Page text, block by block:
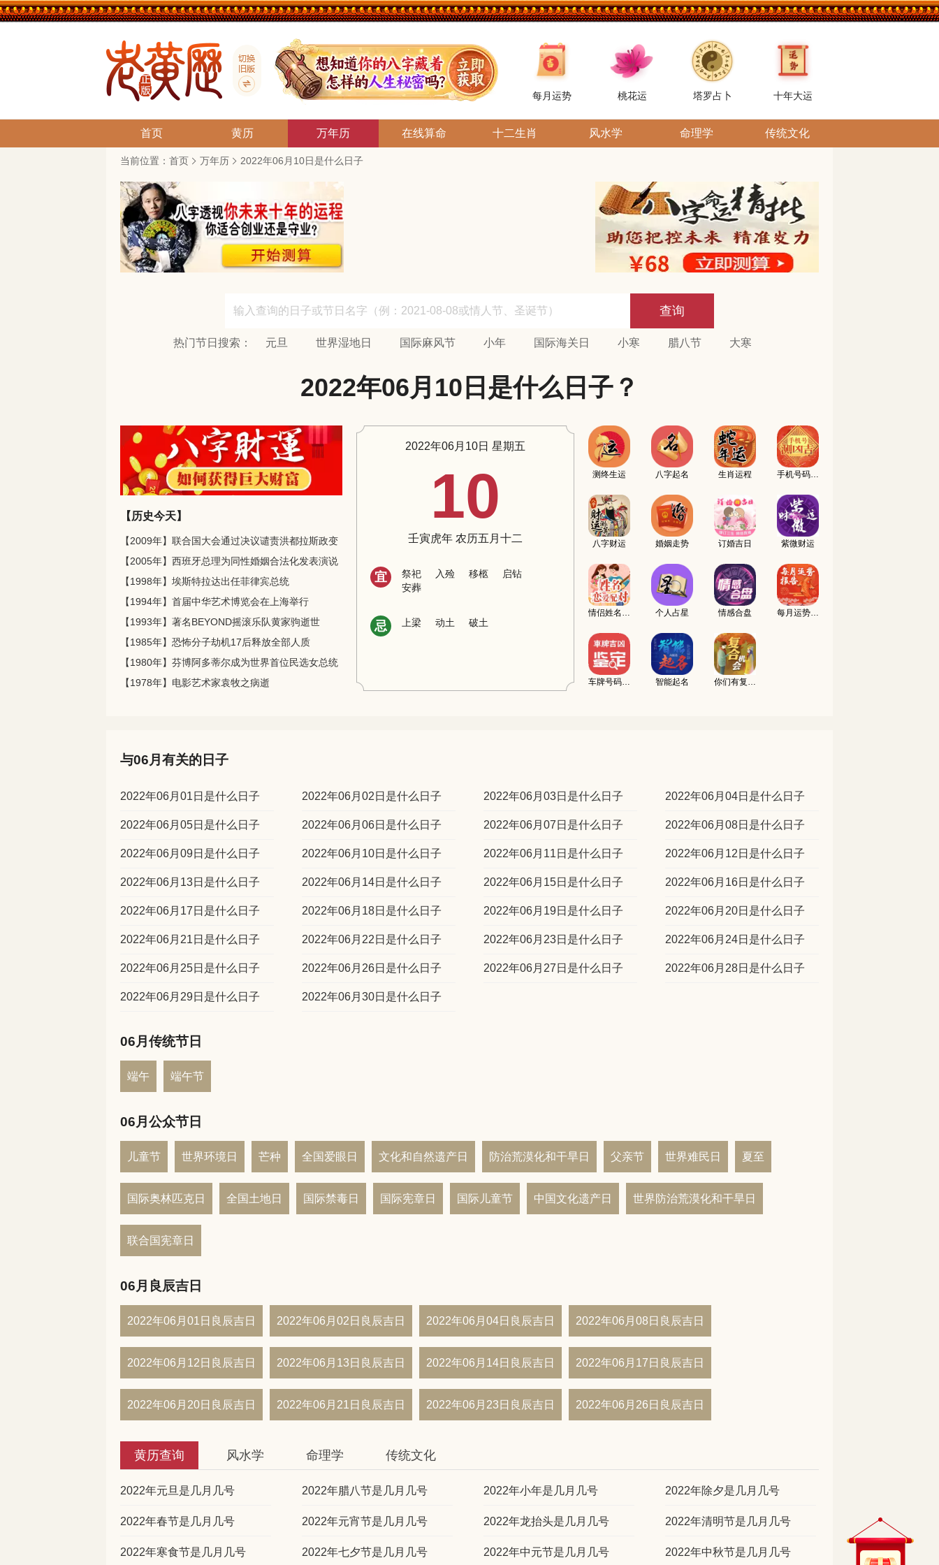
每月运势 桃花运 塔罗占卜 十年大运
首页 黄历 万年历 在线算命 十二生肖 风水学 命理学 传统文化
当前位置： 首页 万年历 2022年06月10日是什么日子
查询
热门节日搜索： 元旦 世界湿地日 国际麻风节 小年 国际海关日 小寒 腊八节 大寒
2022年06月10日是什么日子？
【历史今天】
【2009年】联合国大会通过决议谴责洪都拉斯政变
【2005年】西班牙总理为同性婚姻合法化发表演说
【1998年】埃斯特拉达出任菲律宾总统
【1994年】首届中华艺术博览会在上海举行
【1993年】著名BEYOND摇滚乐队黄家驹逝世
【1985年】恐怖分子劫机17后释放全部人质
【1980年】芬博阿多蒂尔成为世界首位民选女总统
【1978年】电影艺术家袁牧之病逝
2022年06月10日 星期五
10
壬寅虎年 农历五月十二
宜 祭祀 入殓 移柩
启钻
安葬
忌 上梁 动土 破土
测终生运 八字起名 生肖运程 手机号码测吉凶
八字财运 婚姻走势 订婚吉日 紫微财运
情侣姓名配对 个人占星 情感合盘 每月运势报告
车牌号码吉凶测试 智能起名 你们有复合的机会吗
与06月有关的日子
2022年06月01日是什么日子 2022年06月02日是什么日子 2022年06月03日是什么日子 2022年06月04日是什么日子
2022年06月05日是什么日子 2022年06月06日是什么日子 2022年06月07日是什么日子 2022年06月08日是什么日子
2022年06月09日是什么日子 2022年06月10日是什么日子 2022年06月11日是什么日子 2022年06月12日是什么日子
2022年06月13日是什么日子 2022年06月14日是什么日子 2022年06月15日是什么日子 2022年06月16日是什么日子
2022年06月17日是什么日子 2022年06月18日是什么日子 2022年06月19日是什么日子 2022年06月20日是什么日子
2022年06月21日是什么日子 2022年06月22日是什么日子 2022年06月23日是什么日子 2022年06月24日是什么日子
2022年06月25日是什么日子 2022年06月26日是什么日子 2022年06月27日是什么日子 2022年06月28日是什么日子
2022年06月29日是什么日子 2022年06月30日是什么日子
06月传统节日
端午 端午节
06月公众节日
儿童节 世界环境日 芒种 全国爱眼日 文化和自然遗产日 防治荒漠化和干旱日 父亲节 世界难民日 夏至
国际奥林匹克日 全国土地日 国际禁毒日 国际宪章日 国际儿童节 中国文化遗产日 世界防治荒漠化和干旱日
联合国宪章日
06月良辰吉日
2022年06月01日良辰吉日 2022年06月02日良辰吉日 2022年06月04日良辰吉日 2022年06月08日良辰吉日
2022年06月12日良辰吉日 2022年06月13日良辰吉日 2022年06月14日良辰吉日 2022年06月17日良辰吉日
2022年06月20日良辰吉日 2022年06月21日良辰吉日 2022年06月23日良辰吉日 2022年06月26日良辰吉日
黄历查询 风水学 命理学 传统文化
2022年元旦是几月几号 2022年腊八节是几月几号 2022年小年是几月几号 2022年除夕是几月几号
2022年春节是几月几号 2022年元宵节是几月几号 2022年龙抬头是几月几号 2022年清明节是几月几号
2022年寒食节是几月几号 2022年七夕节是几月几号 2022年中元节是几月几号 2022年中秋节是几月几号